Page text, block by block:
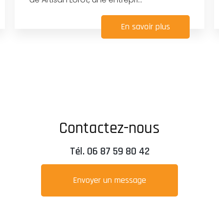
En savoir plus
Contactez-nous
Tél. 06 87 59 80 42
Envoyer un message